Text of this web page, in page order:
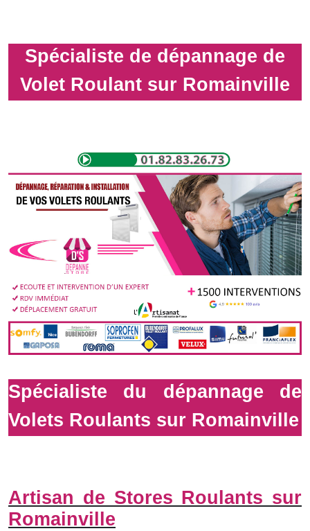
Spécialiste de dépannage de
Volet Roulant sur Romainville
Spécialiste du dépannage de
Volets Roulants sur Romainville
Artisan de Stores Roulants sur
Romainville